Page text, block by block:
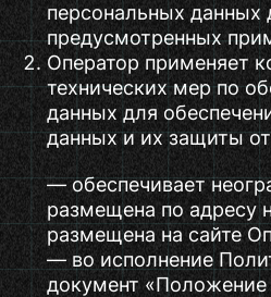
персональных данных
предусмотренных
Оператор применяет
технических мер по
данных для
данных и их защиты
— обеспечивает
размещена по адресу
размещена на сайте
— во исполнение
документ «Положение